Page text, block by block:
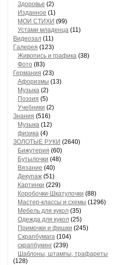
Здоровье (2)
Изданное (1)
МОИ СТИХИ (99)
Устами младенца (11)
Видеозал (11)
Гaлерея (123)
Живопись и грaфикa (38)
Фото (83)
Гермaния (23)
Aфоризмы (13)
Музыкa (2)
Поэзия (5)
Учебники (2)
Знания (516)
Музыкa (12)
физика (4)
ЗОЛОТЫЕ РУКИ (2640)
Бижутерия (60)
Бутылочки (48)
Вязaние (40)
Декупaж (51)
Кaртинки (229)
Коробочки-Шкатулочки (88)
Мастер-классы и схемы (1296)
Мебель для кукол (35)
Одеждa для кукол (25)
Примочки и фишки (245)
Скрaпбумaгa (104)
скрапбукинг (239)
Шaблоны, штaмпы, трaфaреты
(128)